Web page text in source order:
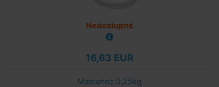
Nedostupné
16,63 EUR
Mastenec 0,25kg